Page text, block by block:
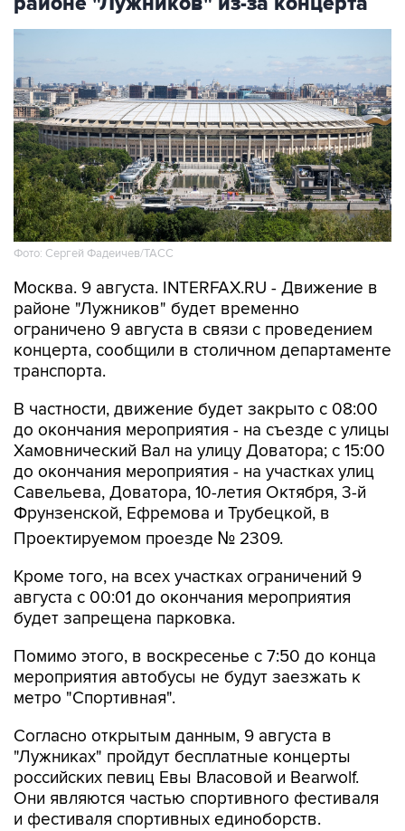
Фото: Сергей Фадеичев/ТАСС
Москва. 9 августа. INTERFAX.RU - Движение в
районе "Лужников" будет временно
ограничено 9 августа в связи с проведением
концерта, сообщили в столичном департаменте
транспорта.
В частности, движение будет закрыто с 08:00
до окончания мероприятия - на съезде с улицы
Хамовнический Вал на улицу Доватора; с 15:00
до окончания мероприятия - на участках улиц
Савельева, Доватора, 10-летия Октября, 3-й
Фрунзенской, Ефремова и Трубецкой, в
Проектируемом проезде № 2309.
Кроме того, на всех участках ограничений 9
августа с 00:01 до окончания мероприятия
будет запрещена парковка.
Помимо этого, в воскресенье с 7:50 до конца
мероприятия автобусы не будут заезжать к
метро "Спортивная".
Согласно открытым данным, 9 августа в
"Лужниках" пройдут бесплатные концерты
российских певиц Евы Власовой и Bearwolf.
Они являются частью спортивного фестиваля
и фестиваля спортивных единоборств.